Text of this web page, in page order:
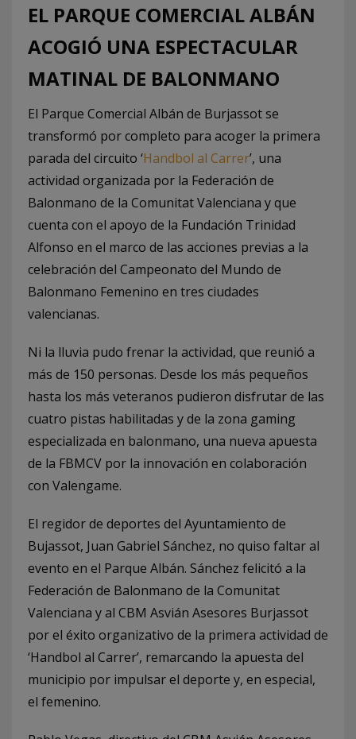
EL PARQUE COMERCIAL ALBÁN
ACOGIÓ UNA ESPECTACULAR
MATINAL DE BALONMANO
El Parque Comercial Albán de Burjassot se
transformó por completo para acoger la primera
parada del circuito ‘Handbol al Carrer’, una
actividad organizada por la Federación de
Balonmano de la Comunitat Valenciana y que
cuenta con el apoyo de la Fundación Trinidad
Alfonso en el marco de las acciones previas a la
celebración del Campeonato del Mundo de
Balonmano Femenino en tres ciudades
valencianas.
Ni la lluvia pudo frenar la actividad, que reunió a
más de 150 personas. Desde los más pequeños
hasta los más veteranos pudieron disfrutar de las
cuatro pistas habilitadas y de la zona gaming
especializada en balonmano, una nueva apuesta
de la FBMCV por la innovación en colaboración
con Valengame.
El regidor de deportes del Ayuntamiento de
Bujassot, Juan Gabriel Sánchez, no quiso faltar al
evento en el Parque Albán. Sánchez felicitó a la
Federación de Balonmano de la Comunitat
Valenciana y al CBM Asvián Asesores Burjassot
por el éxito organizativo de la primera actividad de
‘Handbol al Carrer’, remarcando la apuesta del
municipio por impulsar el deporte y, en especial,
el femenino.